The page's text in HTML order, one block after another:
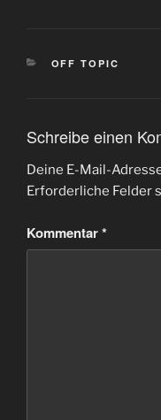
KATEGORIEN
OFF TOPIC
Schreibe einen
Deine E-Mail-
Erforderliche Felder
Kommentar*